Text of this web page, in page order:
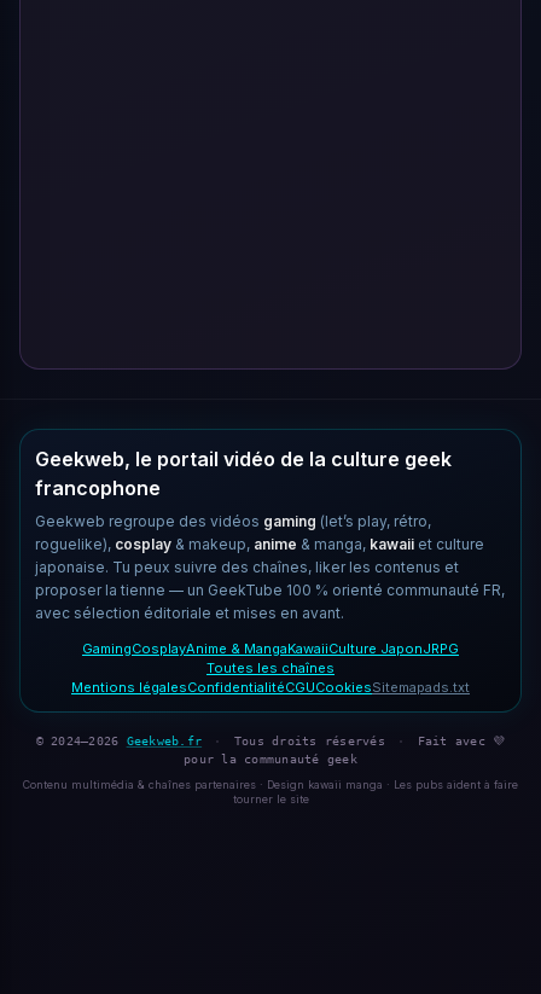
Geekweb, le portail vidéo de la culture geek
francophone
Geekweb regroupe des vidéos gaming (let’s play, rétro,
roguelike), cosplay & makeup, anime & manga, kawaii et culture
japonaise. Tu peux suivre des chaînes, liker les contenus et
proposer la tienne — un GeekTube 100 % orienté communauté FR,
avec sélection éditoriale et mises en avant.
GamingCosplayAnime & MangaKawaiiCulture JaponJRPG
Toutes les chaînes
Mentions légalesConfidentialitéCGUCookiesSitemapads.txt
© 2024–2026 Geekweb.fr · Tous droits réservés ·
Fait avec 💜
pour la communauté geek
Contenu multimédia & chaînes partenaires · Design kawaii manga · Les pubs aident à faire
tourner le site